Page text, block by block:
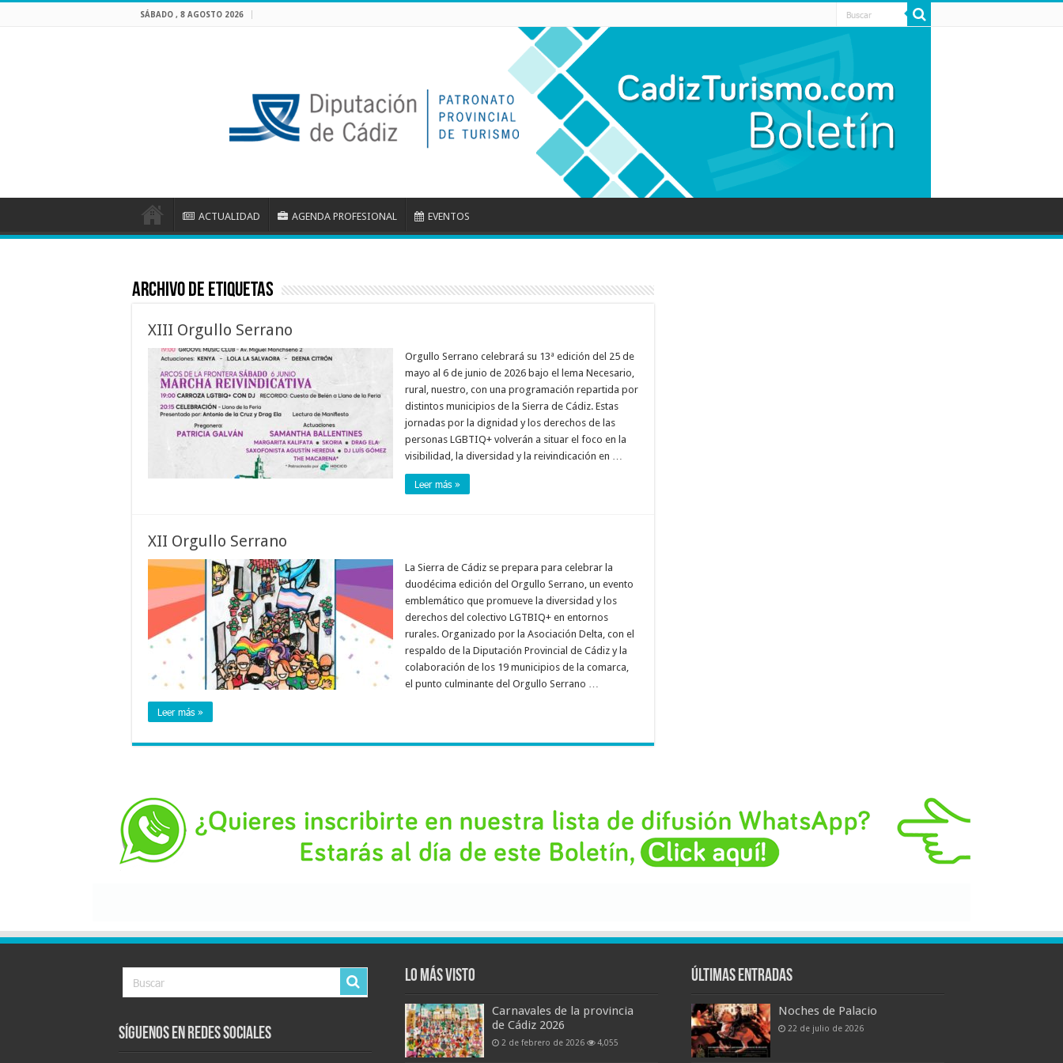
SÁBADO , 8 AGOSTO 2026
ACTUALIDAD AGENDA PROFESIONAL EVENTOS
Archivo de etiquetas
XIII Orgullo Serrano
Orgullo Serrano celebrará su 13ª edición del 25 de
mayo al 6 de junio de 2026 bajo el lema Necesario,
rural, nuestro, con una programación repartida por
distintos municipios de la Sierra de Cádiz. Estas
jornadas por la dignidad y los derechos de las
personas LGBTIQ+ volverán a situar el foco en la
visibilidad, la diversidad y la reivindicación en …
Leer más »
XII Orgullo Serrano
La Sierra de Cádiz se prepara para celebrar la
duodécima edición del Orgullo Serrano, un evento
emblemático que promueve la diversidad y los
derechos del colectivo LGTBIQ+ en entornos
rurales. Organizado por la Asociación Delta, con el
respaldo de la Diputación Provincial de Cádiz y la
colaboración de los 19 municipios de la comarca,
el punto culminante del Orgullo Serrano …
Leer más »
Síguenos en Redes Sociales
Lo más visto
Carnavales de la provincia
de Cádiz 2026
2 de febrero de 2026 4,055
Últimas entradas
Noches de Palacio
22 de julio de 2026